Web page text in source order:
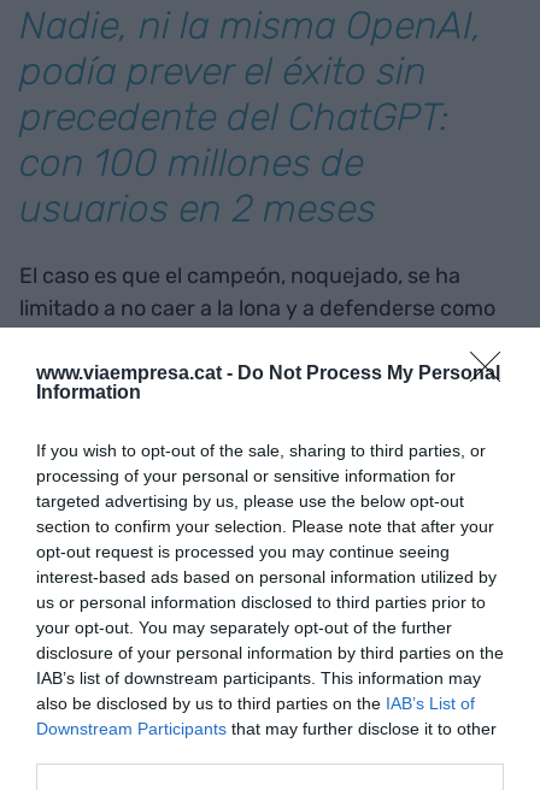
www.viaempresa.cat - Do Not Process My Personal
Information
If you wish to opt-out of the sale, sharing to third parties, or
processing of your personal or sensitive information for
targeted advertising by us, please use the below opt-out
section to confirm your selection. Please note that after your
opt-out request is processed you may continue seeing
interest-based ads based on personal information utilized by
us or personal information disclosed to third parties prior to
your opt-out. You may separately opt-out of the further
disclosure of your personal information by third parties on the
IAB’s list of downstream participants. This information may
also be disclosed by us to third parties on the IAB’s List of
Downstream Participants that may further disclose it to other
Nadie, ni la misma OpenAI,
podía prever el éxito sin
precedente del ChatGPT:
con 100 millones de
usuarios en 2 meses
El caso es que el campeón, noquejado, se ha
limitado a no caer a la lona y a defenderse como
novedades de la búsqueda, Google se ha limitado
a presentar mejoras en la búsqueda multiidioma
—ha incorporado numerosas lenguas minoritarias
—, con la búsqueda con la cámara con el Google
Lens, mejoras en Google Maps en términos de
realidad aumentada y representación 3D del
espacio. También la esperada integración con la
IA de su modelo LaMDA que se llama Bard, un tipo
de chat como el ChatGPT que nos ayudará en la
búsqueda. La improvisación se ha notado porque
con la excusa de la IA responsable y de los altos
estándares éticos han dicho que estaría
disponible los próximos meses. Un tipo de